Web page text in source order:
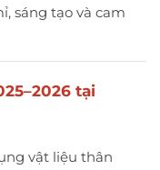
sáng tạo và cam
tại
vật liệu thân